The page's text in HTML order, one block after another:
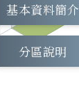
基本資料簡介
分區說明